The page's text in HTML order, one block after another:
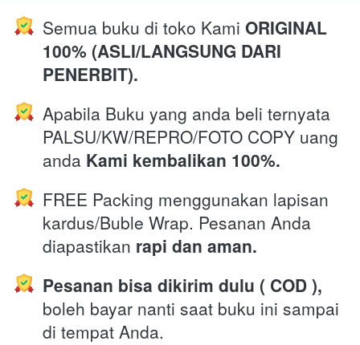
Semua buku di toko Kami ORIGINAL
100% (ASLI/LANGSUNG DARI
PENERBIT).
Apabila Buku yang anda beli ternyata
PALSU/KW/REPRO/FOTO COPY uang
anda Kami kembalikan 100%.
FREE Packing menggunakan lapisan
kardus/Buble Wrap. Pesanan Anda
diapastikan rapi dan aman.
Pesanan bisa dikirim dulu ( COD ),
boleh bayar nanti saat buku ini sampai
di tempat Anda.